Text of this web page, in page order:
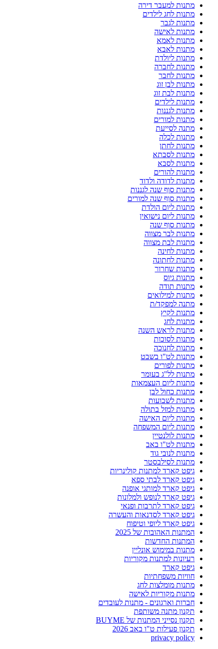
מתנות למעבר דירה
מתנות לחג לילדים
מתנות לגבר
מתנות לאישה
מתנות לאמא
מתנות לאבא
מתנות ליולדת
מתנות לחברה
מתנות לחבר
מתנות לבן זוג
מתנות לבת זוג
מתנות לילדים
מתנות לגננות
מתנות למורים
מתנה לסייעת
מתנות לכלה
מתנות לחתן
מתנות לסבתא
מתנות לסבא
מתנות להורים
מתנות לדודה ולדוד
מתנות סוף שנה לגננות
מתנות סוף שנה למורים
מתנות ליום הולדת
מתנות ליום נישואין
מתנות סוף שנה
מתנות לבר מצווה
מתנות לבת מצווה
מתנות לחינה
מתנות לחתונה
מתנות שחרור
מתנות גיוס
מתנות תודה
מתנות למילואים
מתנה למפקד/ת
מתנות לקיץ
מתנות לחג
מתנות לראש השנה
מתנות לסוכות
מתנות לחנוכה
מתנות לט"ו בשבט
מתנות לפורים
מתנות לל"ג בעומר
מתנות ליום העצמאות
מתנות כחול לבן
מתנות לשבועות
מתנות למזל בתולה
מתנות ליום האישה
מתנות ליום המשפחה
מתנות לולנטיין
מתנות לט"ו באב
מתנות לנובי גוד
מתנות לסילבסטר
גיפט קארד למתנות קולינריות
גיפט קארד לבתי ספא
גיפט קארד למותגי אופנה
גיפט קארד לנופש ולמלונות
גיפט קארד לתרבות ופנאי
גיפט קארד לסדנאות והעשרה
גיפט קארד ליופי וטיפוח
המתנות האהובות של 2025
המתנות החדשות
מתנות במימוש אונליין
רעיונות למתנות מקוריות
גיפט קארד
חוויות משפחתיות
מתנות מומלצות לחג
מתנות מקוריות לאישה
חברות וארגונים - מתנות לעובדים
תקנון מתנה משותפת
תקנון נסייני המתנות של BUYME
תקנון פעילות ט"ו באב 2026
privacy policy